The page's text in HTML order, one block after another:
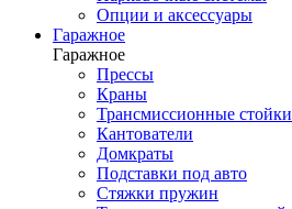
Опции и аксессуары
Гаражное
Гаражное
Прессы
Краны
Трансмиссионные стойки
Кантователи
Домкраты
Подставки под авто
Стяжки пружин